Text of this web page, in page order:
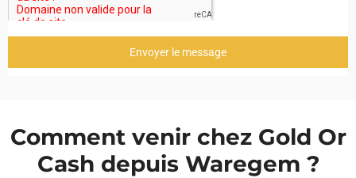
Envoyer le message
Comment venir chez Gold Or
Cash depuis Waregem ?